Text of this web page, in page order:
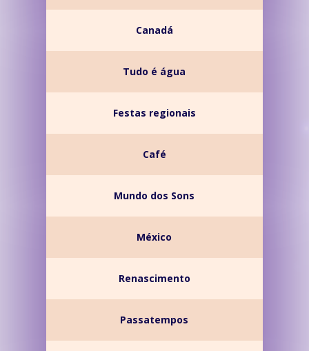
Canadá
Tudo é água
Festas regionais
Café
Mundo dos Sons
México
Renascimento
Passatempos